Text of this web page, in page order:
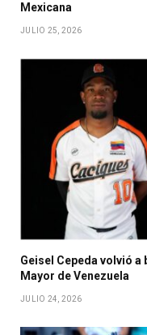
Mexicana
JULIO 25, 2026
Geisel Cepeda volvió
Mayor de Venezuela
JULIO 24, 2026